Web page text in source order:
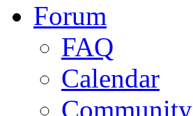
Forum
FAQ
Calendar
Community